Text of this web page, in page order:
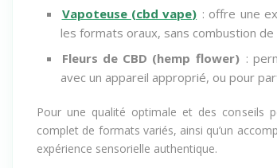
Vapoteuse (cbd vape) : offre une
les formats oraux, sans combustion de
Fleurs de CBD (hemp flower) :
avec un appareil approprié, ou pour
Pour une qualité optimale et des conseils
complet de formats variés, ainsi qu’un
expérience sensorielle authentique.